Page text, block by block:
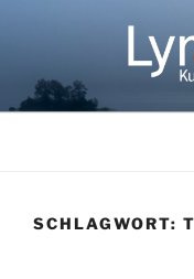
LYRIMAGE
Kunst der Stille
SCHLAGWORT: